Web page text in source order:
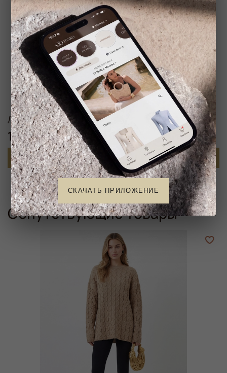
Джемпер косичка
10 900 ₽
В корзину
Сопутствующие товары
СКАЧАТЬ ПРИЛОЖЕНИЕ